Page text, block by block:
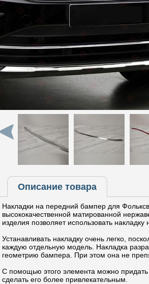
Описание товара
Накладки на передний бампер для
высококачественной матированной
изделия позволяет использовать
Устанавливать накладку очень легко,
каждую отдельную модель. Накладка
геометрию бампера. При этом она не
С помощью этого элемента можно придать
сделать его более привлекательным.